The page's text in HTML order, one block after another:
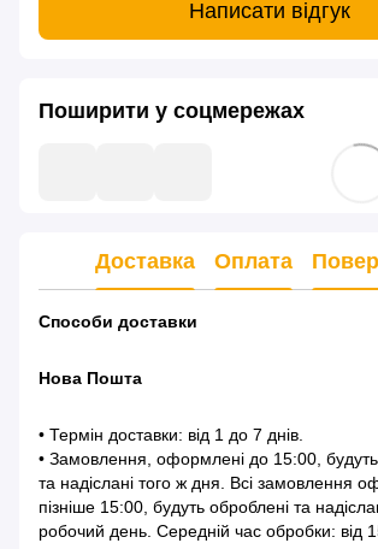
Написати відгук
Поширити у соцмережах
Доставка Оплата
Способи доставки
Нова Пошта
• Термін доставки: від 1 до 7 днів.
• Замовлення, оформлені до 15:00,
та надіслані того ж дня. Всі замовлення
пізніше 15:00, будуть оброблені та
робочий день. Середній час обробки: від